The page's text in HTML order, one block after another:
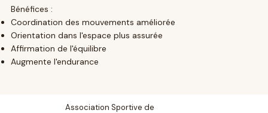
Bénéfices :
Coordination des mouvements améliorée
Orientation dans l'espace plus assurée
Affirmation de l'équilibre
Augmente l'endurance
Association Sportive de